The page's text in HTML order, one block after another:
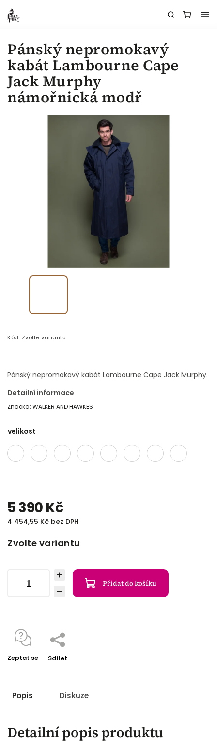
Pánský nepromokavý
kabát Lambourne Cape
Jack Murphy
námořnická modř
Kód: Zvolte variantu
Pánský nepromokavý kabát Lambourne Cape Jack Murphy.
Detailní informace
Značka: WALKER AND HAWKES
velikost
5 390 Kč
4 454,55 Kč bez DPH
Zvolte variantu
Přidat do košíku
Zeptat se Sdílet
Popis Diskuze
Detailní popis produktu